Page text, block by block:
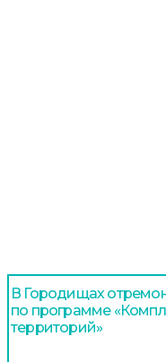
В Городищах
по программе
территорий»